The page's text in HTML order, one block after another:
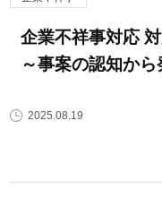
企業不祥事対応
～事案の認知か
2025.08.19